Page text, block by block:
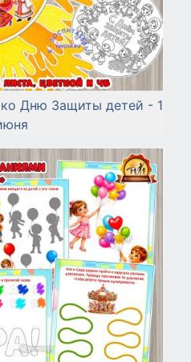
ко Дню Защиты детей - 1